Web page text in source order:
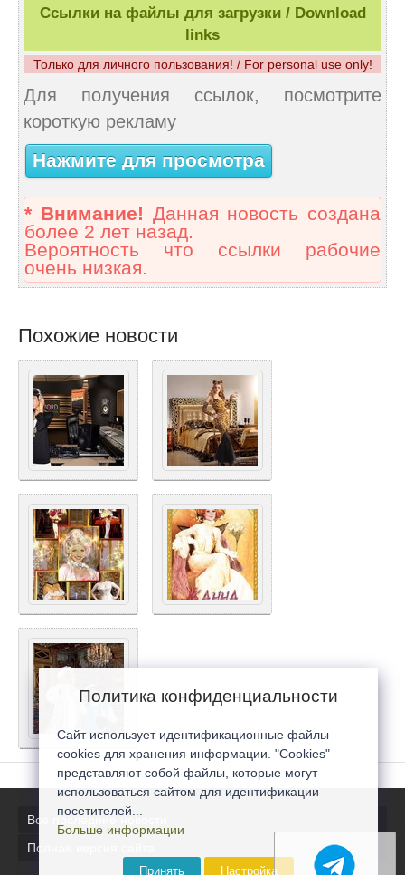
Ссылки на файлы для загрузки / Download
links
Только для личного пользования! / For personal use only!
Для получения ссылок, посмотрите
короткую рекламу
Нажмите для просмотра
* Внимание! Данная новость создана
более 2 лет назад.
Вероятность что ссылки рабочие
очень низкая.
Похожие новости
Все последние новости
Полная версия сайта
Политика конфиденциальности
Сайт использует идентификационные файлы
cookies для хранения информации. "Cookies"
представляют собой файлы, которые могут
использоваться сайтом для идентификации
посетителей...
Больше информации
Принять Настройка